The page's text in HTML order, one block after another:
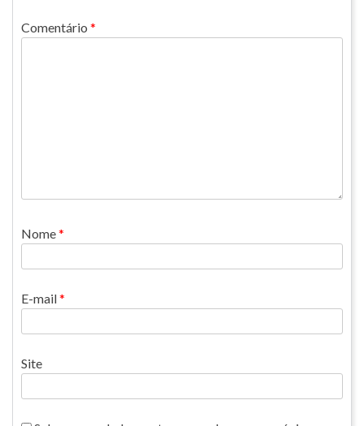
Comentário *
Nome*
E-mail*
Site